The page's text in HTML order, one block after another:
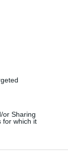
or Sharing
for which it
RTX
az asztali
fogyasztási